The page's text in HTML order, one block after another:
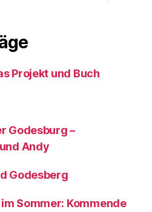
Projekt und Buch
Godesburg –
Andy
Godesberg
Sommer: Kommende